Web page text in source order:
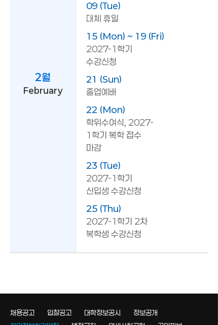
2월
February
09 (Tue)
대체 휴일
15 (Mon) ~ 19 (Fri)
2027-1학기
수강신청
21 (Sun)
졸업예배
22 (Mon)
학위수여식, 2027-
1학기 복학 접수
마감
23 (Tue)
2027-1학기
신입생 수강신청
25 (Thu)
2027-1학기 2차
복학생 수강신청
채용공고 입찰공고 대학정보공시
정보공개